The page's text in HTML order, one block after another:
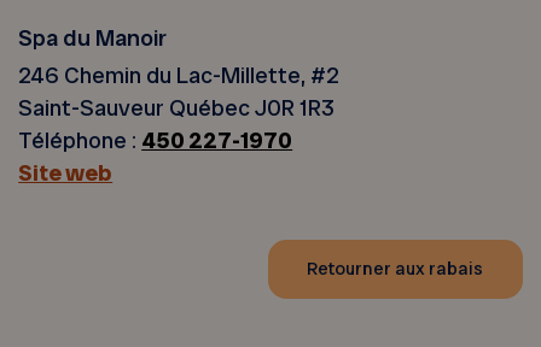
Spa du Manoir
246 Chemin du Lac-Millette, #2
Saint-Sauveur Québec J0R 1R3
Téléphone : 450 227-1970
Site web
Retourner aux rabais